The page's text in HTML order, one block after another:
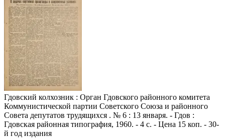
Гдовский колхозник : Орган Гдовского районного комитета
Коммунистической партии Советского Союза и районного
Совета депутатов трудящихся . № 6 : 13 января. - Гдов :
Гдовская районная типография, 1960. - 4 с. - Цена 15 коп. - 30-
й год издания